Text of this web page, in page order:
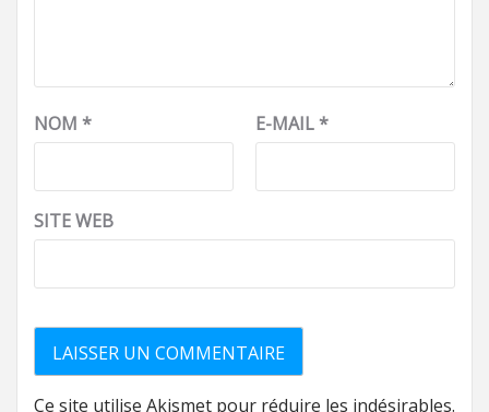
NOM * E-MAIL*
SITE WEB
Ce site utilise Akismet pour réduire les indésirables.